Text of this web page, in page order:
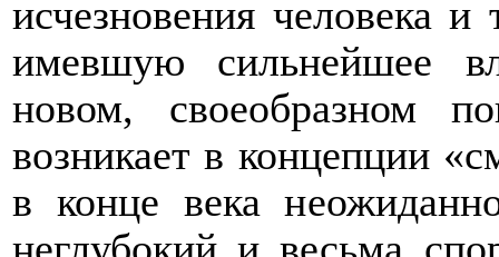
исчезновения человека
имевшую сильнейшее
новом, своеобразном
возникает в концепции
в конце века